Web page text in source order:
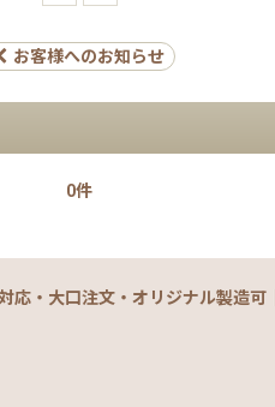
お客様へのお知らせ
0件
・大口注文・オリジナル製造可｜